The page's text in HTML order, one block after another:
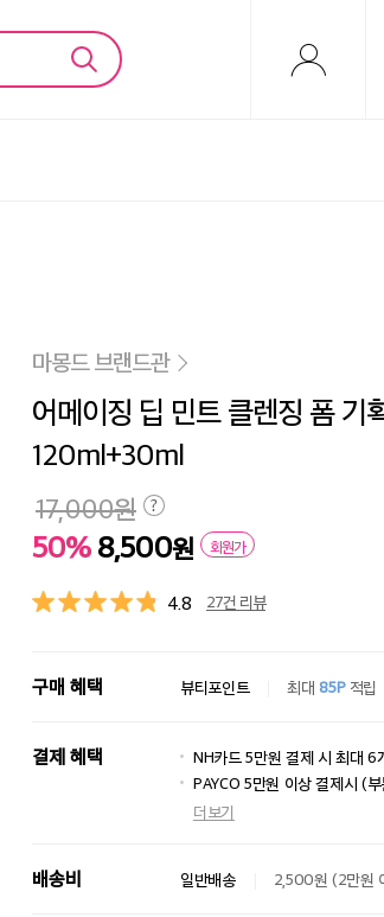
마몽드 브랜드관
어메이징 딥 민트 클렌징 폼 기
120ml+30ml
50% 8,500원 회원가
17,000원
4.8 27건 리뷰
구매 혜택 뷰티포인트 최대 85P적립
결제 혜택
NH카드 5만원 결제 시 최대 6
PAYCO 5만원 이상 결제시 (
더보기
배송비 일반배송 2,500원 (2만원